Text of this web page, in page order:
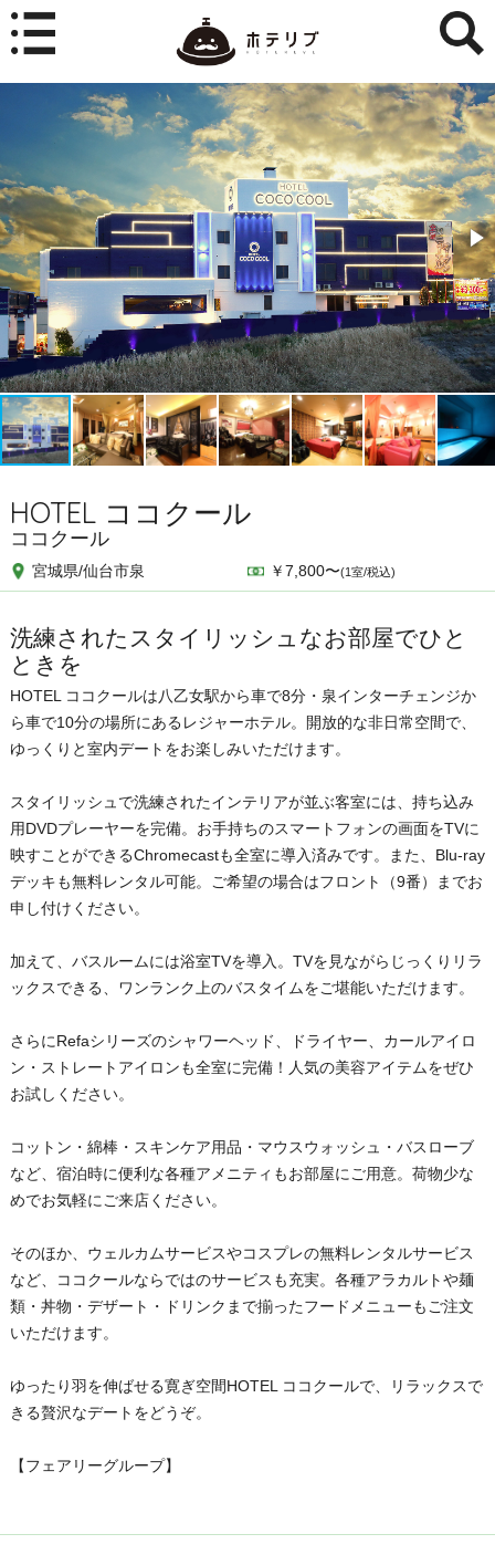
HOTEL ココクール
ココクール
宮城県/仙台市泉 ￥7,800〜(1室/税込)
洗練されたスタイリッシュなお部屋でひと
ときを
HOTEL ココクールは八乙女駅から車で8分・泉インターチェンジか
ら車で10分の場所にあるレジャーホテル。開放的な非日常空間で、
ゆっくりと室内デートをお楽しみいただけます。
スタイリッシュで洗練されたインテリアが並ぶ客室には、持ち込み
用DVDプレーヤーを完備。お手持ちのスマートフォンの画面をTVに
映すことができるChromecastも全室に導入済みです。また、Blu-ray
デッキも無料レンタル可能。ご希望の場合はフロント（9番）までお
申し付けください。
加えて、バスルームには浴室TVを導入。TVを見ながらじっくりリラ
ックスできる、ワンランク上のバスタイムをご堪能いただけます。
さらにRefaシリーズのシャワーヘッド、ドライヤー、カールアイロ
ン・ストレートアイロンも全室に完備！人気の美容アイテムをぜひ
お試しください。
コットン・綿棒・スキンケア用品・マウスウォッシュ・バスローブ
など、宿泊時に便利な各種アメニティもお部屋にご用意。荷物少な
めでお気軽にご来店ください。
そのほか、ウェルカムサービスやコスプレの無料レンタルサービス
など、ココクールならではのサービスも充実。各種アラカルトや麺
類・丼物・デザート・ドリンクまで揃ったフードメニューもご注文
いただけます。
ゆったり羽を伸ばせる寛ぎ空間HOTEL ココクールで、リラックスで
きる贅沢なデートをどうぞ。
【フェアリーグループ】